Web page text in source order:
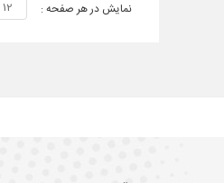
نمایش در هر صفحه : 12